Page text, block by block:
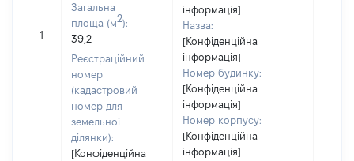
1
Загальна
площа (м2):
39,2
Реєстраційний
номер
(кадастровий
номер для
земельної
ділянки):
[Конфіденційна
інформація]
Назва:
[Конфіденційна
інформація]
Номер будинку:
[Конфіденційна
інформація]
Номер корпусу:
[Конфіденційна
інформація]